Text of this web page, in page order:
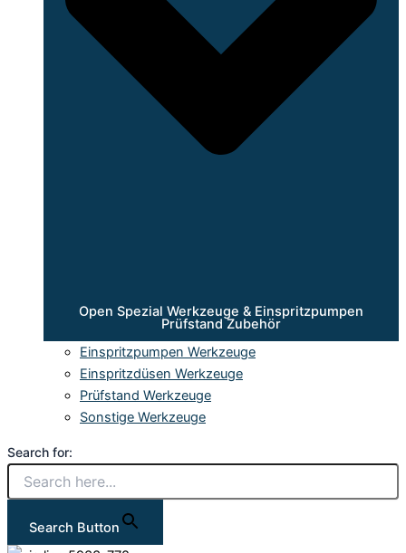
Open Spezial Werkzeuge & Einspritzpumpen
Prüfstand Zubehör
Einspritzpumpen Werkzeuge
Einspritzdüsen Werkzeuge
Prüfstand Werkzeuge
Sonstige Werkzeuge
Search for:
Search Button